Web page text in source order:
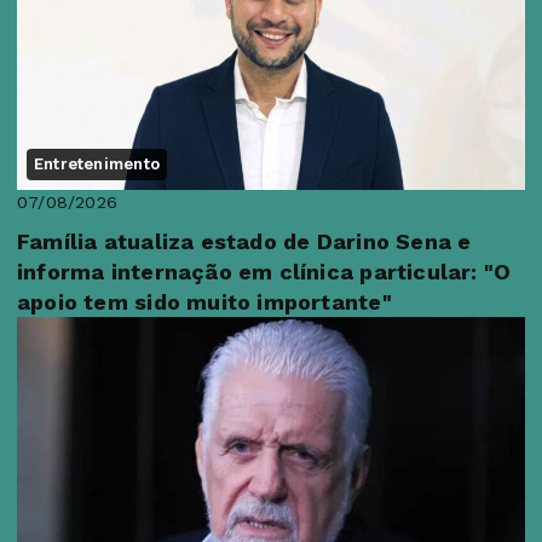
Entretenimento
07/08/2026
Família atualiza estado de Darino Sena e
informa internação em clínica particular: "O
apoio tem sido muito importante"